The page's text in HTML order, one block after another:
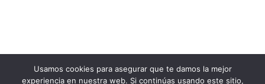
Usamos cookies para asegurar que te damos la mejor
experiencia en nuestra web. Si continúas usando este sitio,